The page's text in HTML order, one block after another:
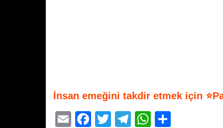
İnsan emeğini takdir etmek için
E
F
T
T
W